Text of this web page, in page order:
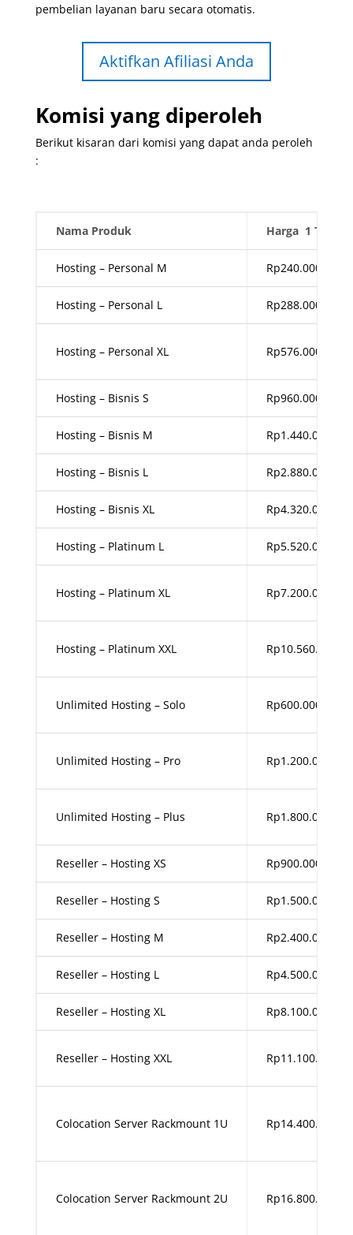
pembelian layanan baru secara otomatis.
Aktifkan Afiliasi Anda
Komisi yang diperoleh
Berikut kisaran dari komisi yang dapat anda peroleh
:
Nama Produk Harga 1 Tahun
Hosting – Personal M Rp240.000,00
Hosting – Personal L Rp288.000,00
Hosting – Personal XL Rp576.000,00
Hosting – Bisnis S Rp960.000,00
Hosting – Bisnis M Rp1.440.000,00
Hosting – Bisnis L Rp2.880.000,00
Hosting – Bisnis XL Rp4.320.000,00
Hosting – Platinum L Rp5.520.000
Hosting – Platinum XL Rp7.200.000
Hosting – Platinum XXL Rp10.560.000,00
Unlimited Hosting – Solo Rp600.000,00
Unlimited Hosting – Pro Rp1.200.000,00
Unlimited Hosting – Plus Rp1.800.000,00
Reseller – Hosting XS Rp900.000,00
Reseller – Hosting S Rp1.500.000,00
Reseller – Hosting M Rp2.400.000,00
Reseller – Hosting L Rp4.500.000,00
Reseller – Hosting XL Rp8.100.000,00
Reseller – Hosting XXL Rp11.100.000,00
Colocation Server Rackmount 1U Rp14.400.000,00
Colocation Server Rackmount 2U Rp16.800.000,00